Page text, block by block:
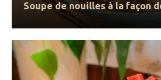
Soupe de nouilles à la façon